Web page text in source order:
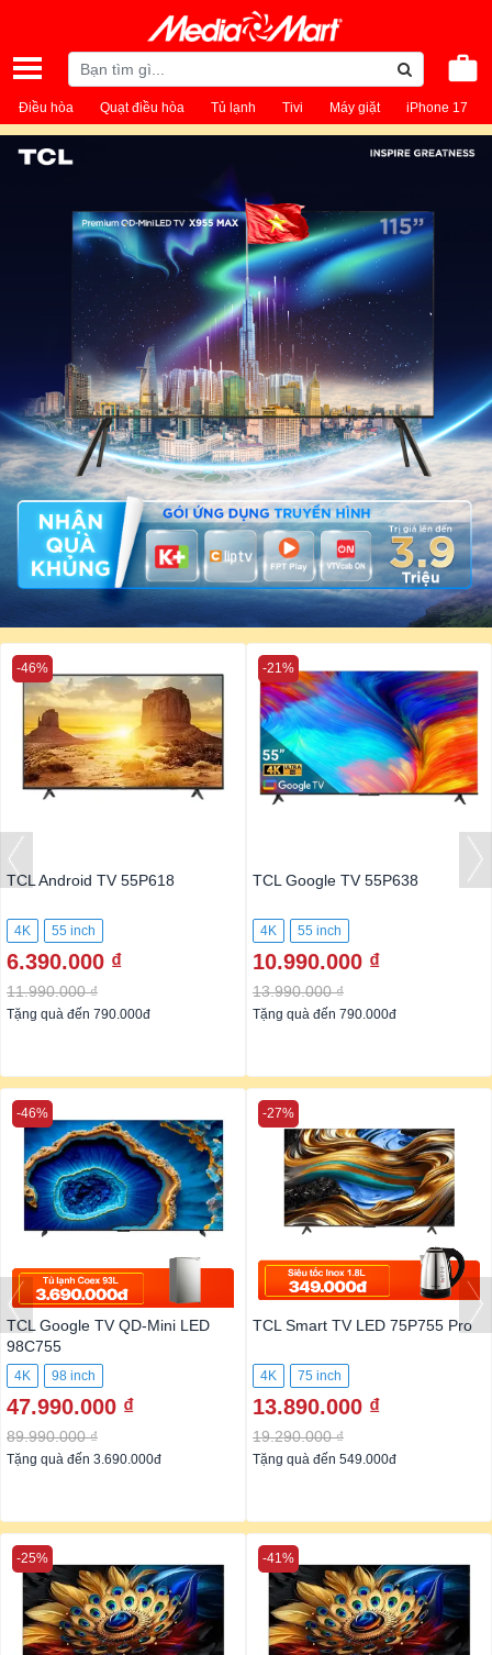
Điều hòa Quạt điều hòa Tủ lạnh Tivi Máy giặt iPhone 17
TCL Android TV 55P618
4K 55 inch
6.390.000 ₫
11.990.000 ₫
-46%
Tặng quà đến 790.000đ
TCL Google TV 55P638
4K 55 inch
10.990.000 ₫
13.990.000 ₫
-21%
Tặng quà đến 790.000đ
TCL Google TV QD-Mini LED
98C755
4K 98 inch
47.990.000 ₫
89.990.000 ₫
-46%
Tặng quà đến 3.690.000đ
TCL Smart TV LED 75P755 Pro
4K 75 inch
13.890.000 ₫
19.290.000 ₫
-27%
Tặng quà đến 549.000đ
-25% -41%